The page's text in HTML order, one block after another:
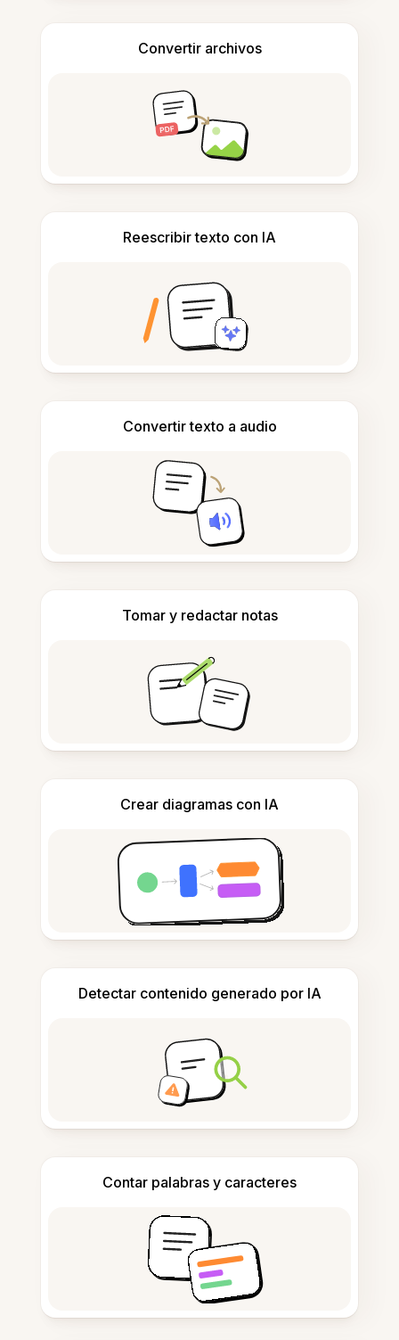
Convertir archivos
Reescribir texto con IA
Convertir texto a audio
Tomar y redactar notas
Crear diagramas con IA
Detectar contenido generado por IA
Contar palabras y caracteres